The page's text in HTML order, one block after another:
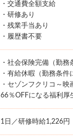
・交通費全額支給
・研修あり
・残業手当あり
・履歴書不要
・社会保険完備（勤務
・有給休暇（勤務条件
・セゾンフクリコ～映
66％OFFになる福利厚
1日／研修時給1,226円